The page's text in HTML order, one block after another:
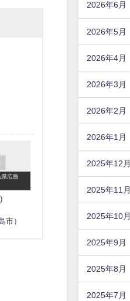
広島
市）
2026年6月
2026年5月
2026年4月
2026年3月
2026年2月
2026年1月
2025年12月
2025年11月
2025年10月
2025年9月
2025年8月
2025年7月